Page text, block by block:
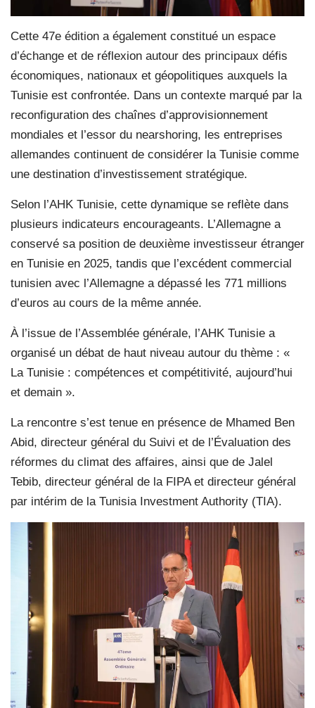
Cette 47e édition a également constitué un espace
d’échange et de réflexion autour des principaux défis
économiques, nationaux et géopolitiques auxquels la
Tunisie est confrontée. Dans un contexte marqué par la
reconfiguration des chaînes d’approvisionnement
mondiales et l’essor du nearshoring, les entreprises
allemandes continuent de considérer la Tunisie comme
une destination d’investissement stratégique.
Selon l’AHK Tunisie, cette dynamique se reflète dans
plusieurs indicateurs encourageants. L’Allemagne a
conservé sa position de deuxième investisseur étranger
en Tunisie en 2025, tandis que l’excédent commercial
tunisien avec l’Allemagne a dépassé les 771 millions
d’euros au cours de la même année.
À l’issue de l’Assemblée générale, l’AHK Tunisie a
organisé un débat de haut niveau autour du thème : «
La Tunisie : compétences et compétitivité, aujourd’hui
et demain ».
La rencontre s’est tenue en présence de Mhamed Ben
Abid, directeur général du Suivi et de l’Évaluation des
réformes du climat des affaires, ainsi que de Jalel
Tebib, directeur général de la FIPA et directeur général
par intérim de la Tunisia Investment Authority (TIA).